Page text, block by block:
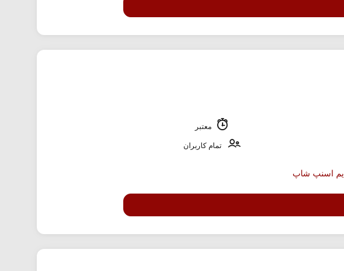
معتبر
تمام کاربران